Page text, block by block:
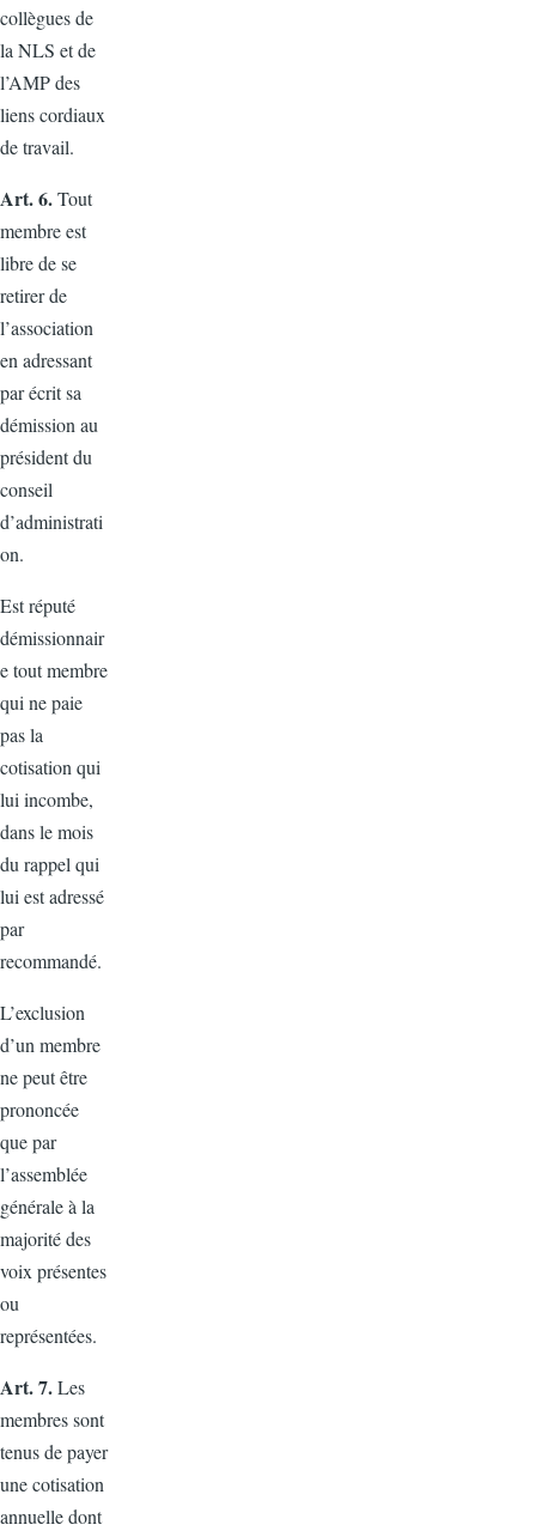
collègues de
la NLS et de
l’AMP des
liens cordiaux
de travail.
Art. 6.Tout
membre est
libre de se
retirer de
l’association
en adressant
par écrit sa
démission au
président du
conseil
d’administrati
on.
Est réputé
démissionnair
e tout membre
qui ne paie
pas la
cotisation qui
lui incombe,
dans le mois
du rappel qui
lui est adressé
par
recommandé.
L’exclusion
d’un membre
ne peut être
prononcée
que par
l’assemblée
générale à la
majorité des
voix présentes
ou
représentées.
Art. 7.Les
membres sont
tenus de payer
une cotisation
annuelle dont